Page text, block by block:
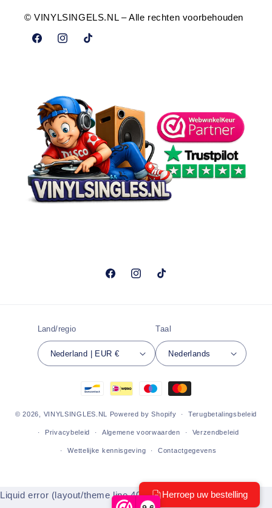
© VINYLSINGELS.NL – Alle rechten voorbehouden
FacebookInstagramTikTok
FacebookInstagramTikTok
Land/regio
Nederland | EUR €
Taal
Nederlands
Betaalmethoden
© 2026, VINYLSINGLES.NL Powered by Shopify Terugbetalingsbeleid
Privacybeleid Algemene voorwaarden Verzendbeleid
Wettelijke kennisgeving Contactgegevens
Liquid error (layout/theme line 404): Could not find asset